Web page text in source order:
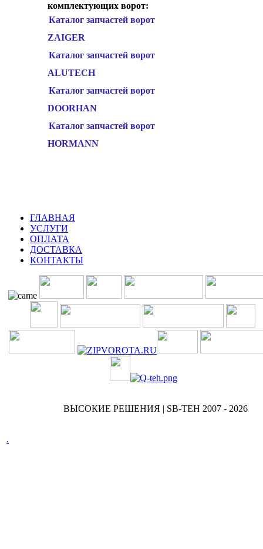
комплектующих ворот:
Каталог запчастей ворот
ZAIGER
Каталог запчастей ворот
ALUTECH
Каталог запчастей ворот
DOORHAN
Каталог запчастей ворот
HORMANN
ГЛАВНАЯ
УСЛУГИ
ОПЛАТА
ДОСТАВКА
КОНТАКТЫ
ВЫСОКИЕ РЕШЕНИЯ | SB-TEH 2007 - 2026
.